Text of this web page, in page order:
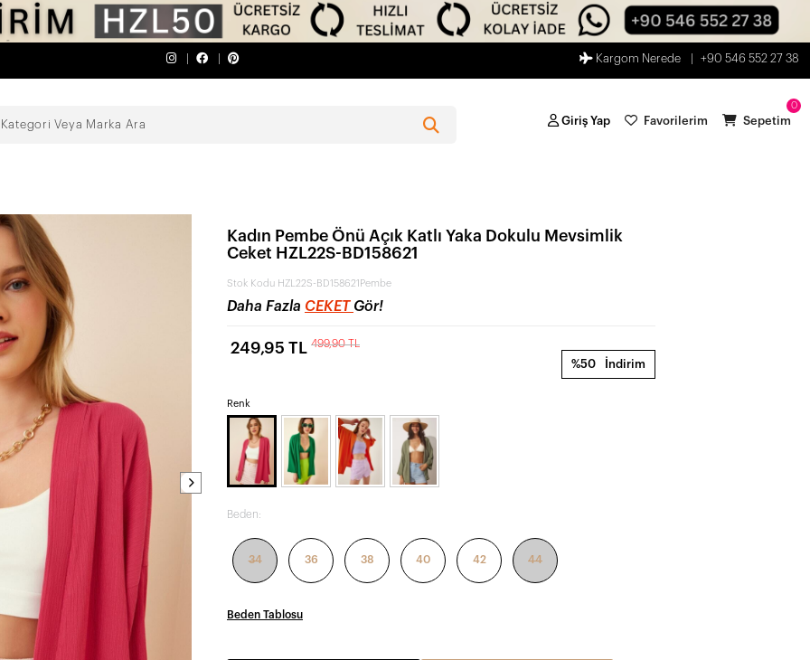
Kargom Nerede +90 546 552 27 38
Giriş Yap Favorilerim
0
Sepetim
Kadın Pembe Önü Açık Katlı Yaka Dokulu Mevsimlik
Ceket HZL22S-BD158621
Stok Kodu HZL22S-BD158621Pembe
Daha Fazla CEKET Gör!
%50 İndirim
249,95 TL 499,90 TL
Renk
Beden:
34 36 38 40 42 44
Beden Tablosu